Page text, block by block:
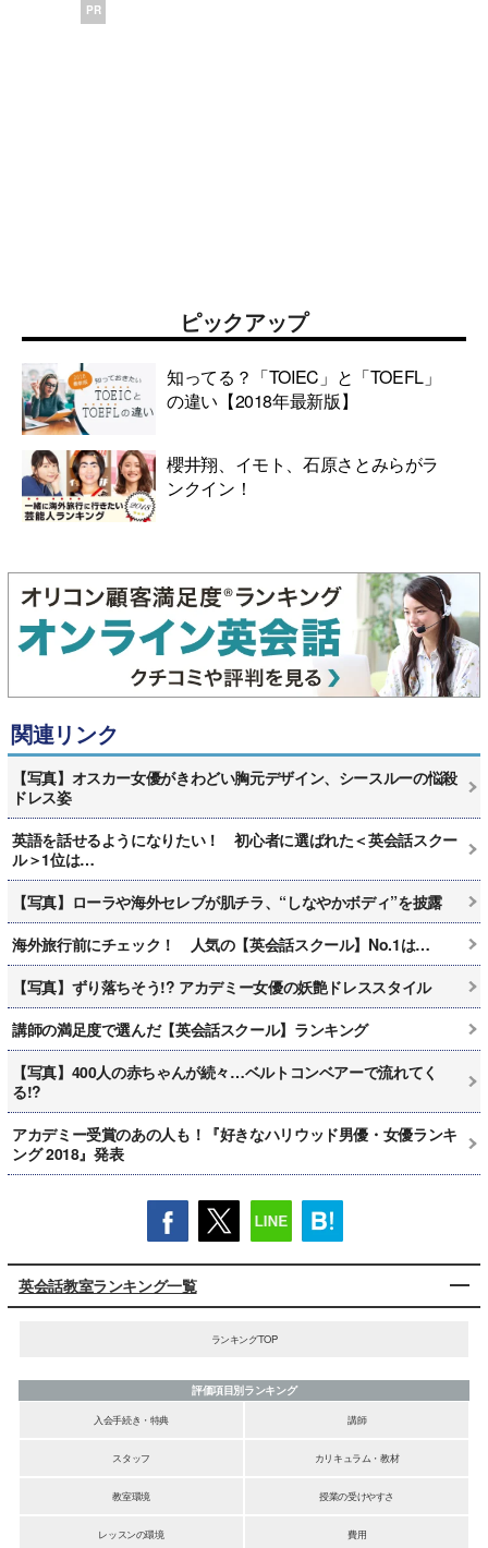
PR
ピックアップ
知ってる？「TOIEC」と「TOEFL」
の違い【2018年最新版】
櫻井翔、イモト、石原さとみらがラ
ンクイン！
関連リンク
【写真】オスカー女優がきわどい胸元デザイン、シースルーの悩殺
ドレス姿
英語を話せるようになりたい！ 初心者に選ばれた＜英会話スクー
ル＞1位は…
【写真】ローラや海外セレブが肌チラ、“しなやかボディ”を披露
海外旅行前にチェック！ 人気の【英会話スクール】No.1は…
【写真】ずり落ちそう!? アカデミー女優の妖艶ドレススタイル
講師の満足度で選んだ【英会話スクール】ランキング
【写真】400人の赤ちゃんが続々…ベルトコンベアーで流れてく
る!?
アカデミー受賞のあの人も！『好きなハリウッド男優・女優ランキ
ング 2018』発表
英会話教室ランキング一覧
ランキングTOP
評価項目別ランキング
入会手続き・特典
講師
スタッフ カリキュラム・教材
教室環境 授業の受けやすさ
レッスンの環境 費用